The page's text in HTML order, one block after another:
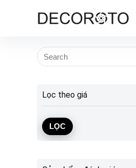
Lọc theo giá
LỌC